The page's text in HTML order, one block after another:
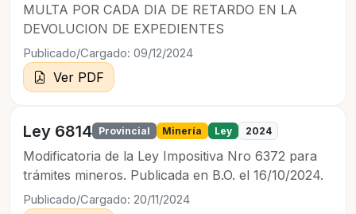
MULTA POR CADA DIA DE RETARDO EN LA
DEVOLUCION DE EXPEDIENTES
Publicado/Cargado: 09/12/2024
Ver PDF
Ley 6814 Provincial Minería Ley 2024
Modificatoria de la Ley Impositiva Nro 6372 para
trámites mineros. Publicada en B.O. el 16/10/2024.
Publicado/Cargado: 20/11/2024